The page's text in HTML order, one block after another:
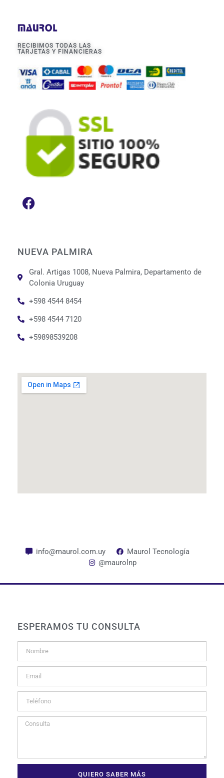
RECIBIMOS TODAS LAS
TARJETAS Y FINANCIERAS
NUEVA PALMIRA
Gral. Artigas 1008, Nueva Palmira, Departamento de
Colonia Uruguay
+598 4544 8454
+598 4544 7120
+59898539208
info@maurol.com.uy
Maurol Tecnología
@maurolnp
ESPERAMOS TU CONSULTA
QUIERO SABER MÁS